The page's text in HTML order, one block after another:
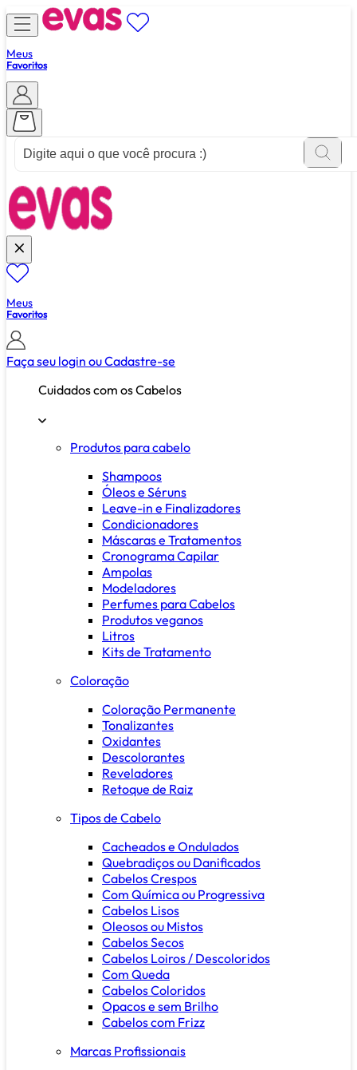
Meus
Favoritos
Meus
Favoritos
Faça seu login ouCadastre-se
Cuidados com os Cabelos
Produtos para cabelo
Shampoos
Óleos e Séruns
Leave-in e Finalizadores
Condicionadores
Máscaras e Tratamentos
Cronograma Capilar
Ampolas
Modeladores
Perfumes para Cabelos
Produtos veganos
Litros
Kits de Tratamento
Coloração
Coloração Permanente
Tonalizantes
Oxidantes
Descolorantes
Reveladores
Retoque de Raiz
Tipos de Cabelo
Cacheados e Ondulados
Quebradiços ou Danificados
Cabelos Crespos
Com Química ou Progressiva
Cabelos Lisos
Oleosos ou Mistos
Cabelos Secos
Cabelos Loiros / Descoloridos
Com Queda
Cabelos Coloridos
Opacos e sem Brilho
Cabelos com Frizz
Marcas Profissionais